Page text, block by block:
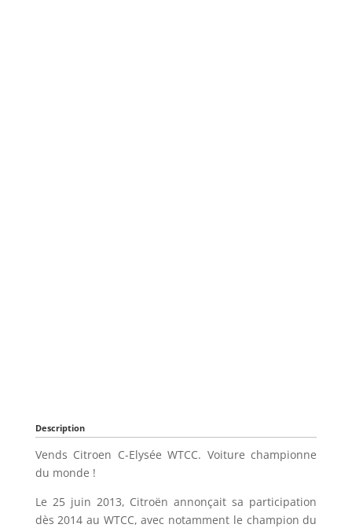
Description
Vends Citroen C-Elysée WTCC. Voiture championne
du monde !
Le 25 juin 2013, Citroën annonçait sa participation
dès 2014 au WTCC, avec notamment le champion du